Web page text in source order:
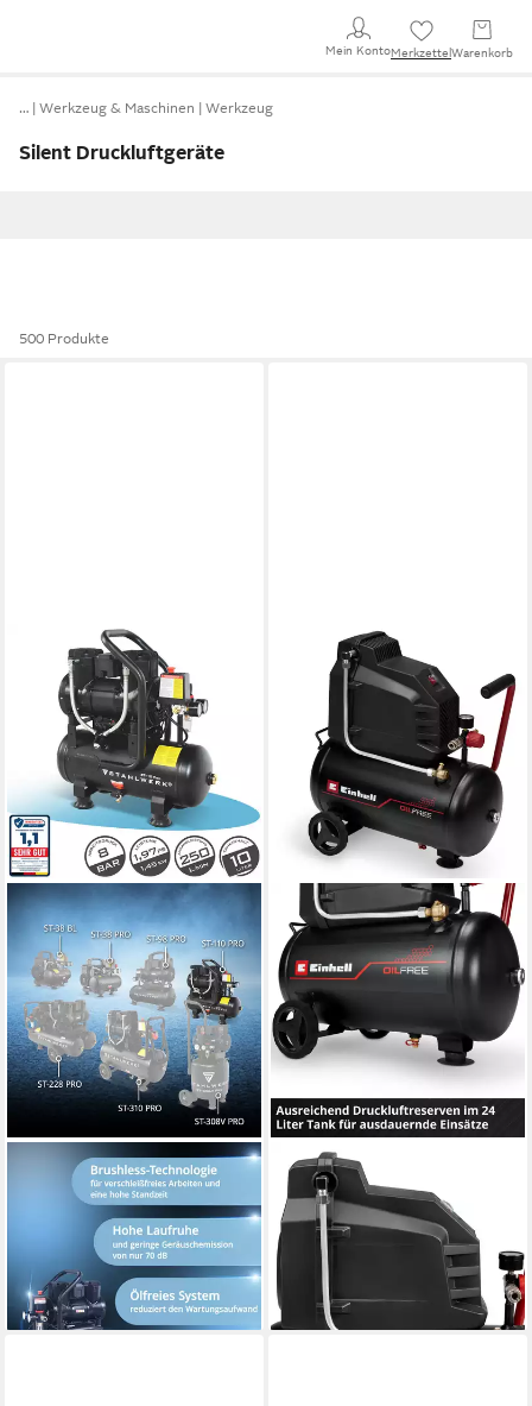
Mein KontoMerkzettel Warenkorb
… Werkzeug & Maschinen Werkzeug
Silent Druckluftgeräte
500 Produkte
STAHLWERK
Kompressor 8 bar 10 l 1,97
PS 1,45 kW 250 l/min
Druckluftkompressor
189,99 €
lieferbar - in 3-4 Werktagen bei dir
EINHELL
Kompressor TC-AC 190/24/8
I OF, 1100 W, max. 8 bar, 24 l
99,00 €
lieferbar - in 3-4 Werktagen bei dir